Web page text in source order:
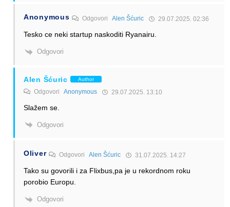
Anonymous OdgovoriAlen Šćuric 29.07.2025. 02:36
Tesko ce neki startup naskoditi Ryanairu.
Odgovori
Alen Šćuric Author
Odgovori Anonymous 29.07.2025. 13:10
Slažem se.
Odgovori
Oliver OdgovoriAlen Šćuric 31.07.2025. 14:27
Tako su govorili i za Flixbus,pa je u rekordnom roku
porobio Europu.
Odgovori